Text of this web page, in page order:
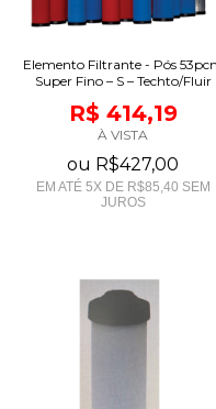
Elemento Filtrante - Pós
Super Fino – S – Techto/Fluir
R$ 414,19
À VISTA
ou R$427,00
EM ATÉ 5X DE R$85,40 SEM
JUROS